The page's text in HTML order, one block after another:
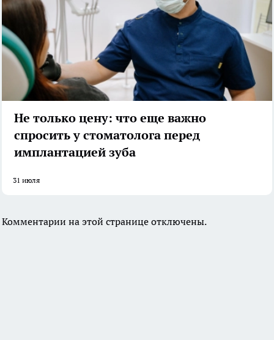
Не только цену: что еще важно
спросить у стоматолога перед
имплантацией зуба
31 июля
Комментарии на этой странице отключены.